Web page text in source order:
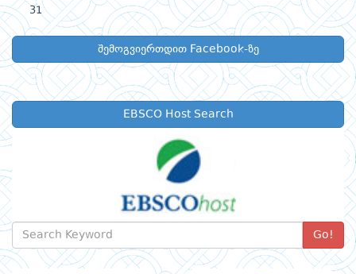
31
შემოგვიერთდით Facebook-ზე
EBSCO Host Search
Go!